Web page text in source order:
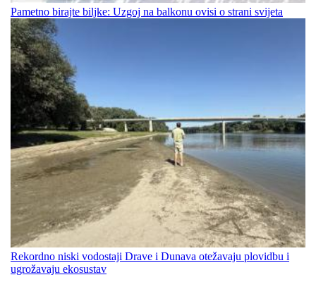
Pametno birajte biljke: Uzgoj na balkonu ovisi o strani svijeta
Rekordno niski vodostaji Drave i Dunava otežavaju plovidbu i
ugrožavaju ekosustav